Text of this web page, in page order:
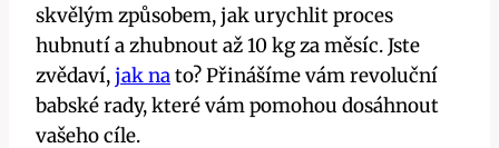
skvělým způsobem, jak​ urychlit proces
hubnutí a zhubnout až 10 ⁤kg⁢ za měsíc. Jste
zvědaví,jak nato? Přinášíme vám ⁢revoluční
babské rady, které vám pomohou ⁢dosáhnout‌
vašeho cíle.